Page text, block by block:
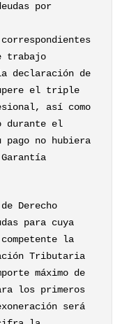
por
trabajo
declaración de
el triple
así como
durante el
pago no hubiera
Derecho
para cuya
la
Tributaria
máximo de
los primeros
será